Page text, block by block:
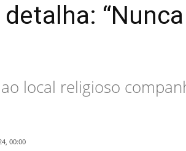
local religioso
00:00